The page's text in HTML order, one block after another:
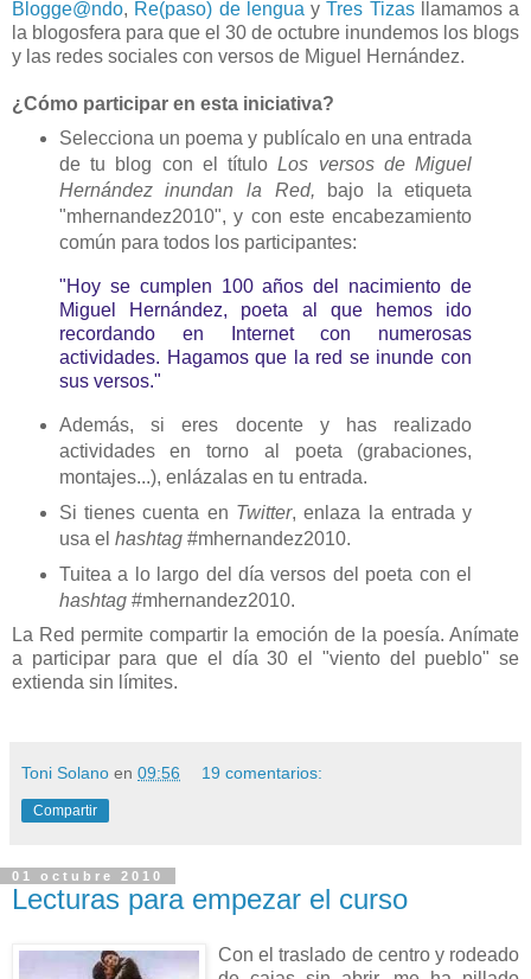
Blogge@ndo, Re(paso) de lengua yTres Tizasllamamos a
la blogosfera para que el 30 de octubre inundemos los blogs
y las redes sociales con versos de Miguel Hernández.
¿Cómo participar en esta iniciativa?
Selecciona un poema y publícalo en una entrada
de tu blog con el títuloLos versos de Miguel
Hernández inundan la Red,
bajo la etiqueta
"mhernandez2010", y con este encabezamiento
común para todos los participantes:
"Hoy se cumplen 100 años del nacimiento de
Miguel Hernández, poeta al que hemos ido
recordando en Internet con numerosas
actividades. Hagamos que la red se inunde con
sus versos."
Además, si eres docente y has realizado
actividades en torno al poeta (grabaciones,
montajes...), enlázalas en tu entrada.
Si tienes cuenta en Twitter, enlaza la entrada y
usa el hashtag #mhernandez2010.
Tuitea a lo largo del día versos del poeta con el
hashtag #mhernandez2010.
La Red permite compartir la emoción de la poesía. Anímate
a participar para que el día 30 el "viento del pueblo" se
extienda sin límites.
Toni Solano en 09:56 19 comentarios:
Compartir
01 octubre 2010
Lecturas para empezar el curso
Con el traslado de centro y rodeado